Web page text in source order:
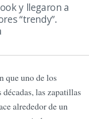
y llegaron a
“trendy”.
que uno de los
las zapatillas
alrededor de un